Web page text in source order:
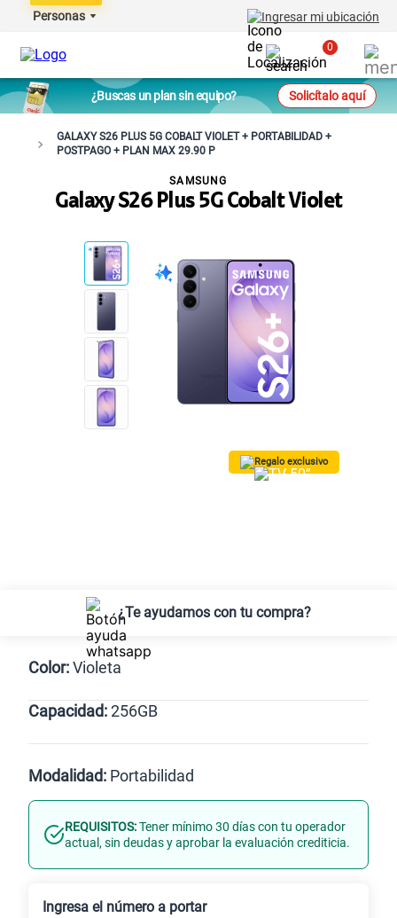
Personas Ingresar mi ubicación
0
¿Buscas un plan sin equipo? Solicítalo aquí
GALAXY S26 PLUS 5G COBALT VIOLET + PORTABILIDAD +
POSTPAGO + PLAN MAX 29.90 P
Galaxy S26 Plus 5G Cobalt Violet
SAMSUNG
Regalo exclusivo
¿Te ayudamos con tu compra?
Color:Violeta
Negro Violeta
Capacidad:256GB
256GB
Modalidad: Portabilidad
Línea Nueva Portabilidad
REQUISITOS:Tener mínimo 30 días con tu operador
actual, sin deudas y aprobar la evaluación crediticia.
Ingresa el número a portar